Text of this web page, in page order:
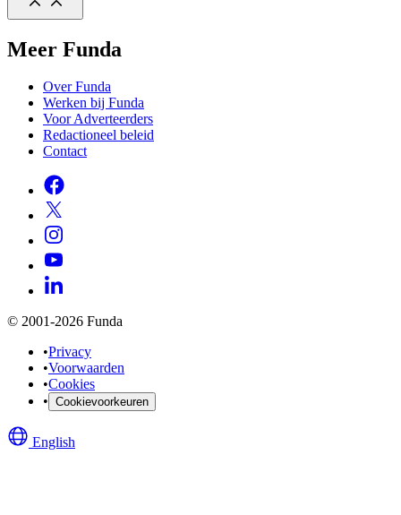
Meer Funda
Over Funda
Werken bij Funda
Voor Adverteerders
Redactioneel beleid
Contact
© 2001-2026 Funda
•Privacy
•Voorwaarden
•Cookies
• Cookievoorkeuren
English